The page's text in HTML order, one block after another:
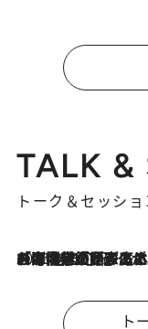
TALK &
トーク＆セッショ
2026.8.3
「今後値上げがあるとすれば…」「リスクがあるのは今年の冬」エネルギー専門家が語る、ホルムズ海峡封鎖が家庭にもたらす“ある心配”
ト